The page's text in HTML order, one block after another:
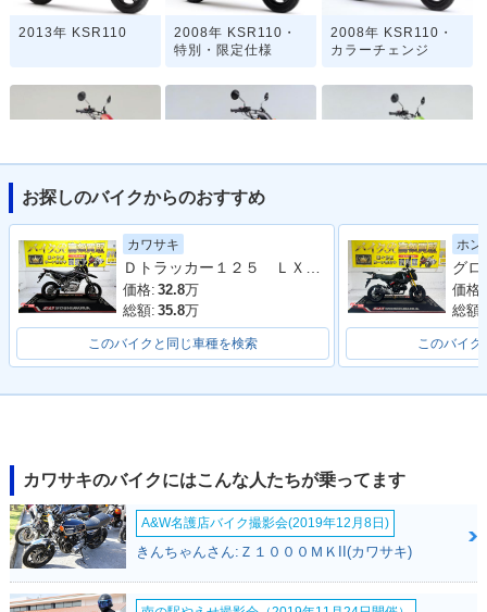
2013年 KSR110
2008年 KSR110・
特別・限定仕様
2008年 KSR110・
カラーチェンジ
カラーチェンジ
2004年 KSR110・
2003年 KSR110・
お探しのバイクからのおすすめ
カワサキ
価格: 32.8万
総額: 35.8万
このバイクと同じ車種を検索
ホン
価格:
総額:
このバイ
カワサキのバイクにはこんな人たちが乗ってます
A&W名護店バイク撮影会(2019年12月8日)
きんちゃんさん:Ｚ１０００ＭＫII(カワサキ)